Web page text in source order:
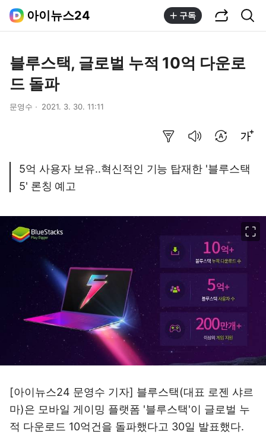
아이뉴스24 구독
블루스택, 글로벌 누적 10억 다운로
드 돌파
문영수 2021. 3. 30. 11:11
5억 사용자 보유..혁신적인 기능 탑재한 '블루스택
5' 론칭 예고
[아이뉴스24 문영수 기자] 블루스택(대표 로젠 샤르
마)은 모바일 게이밍 플랫폼 '블루스택'이 글로벌 누
적 다운로드 10억건을 돌파했다고 30일 발표했다.